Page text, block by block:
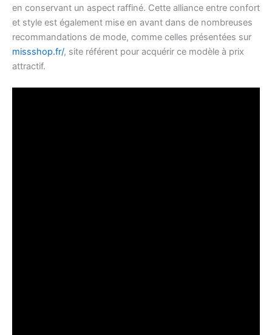
en conservant un aspect raffiné. Cette alliance entre confort
et style est également mise en avant dans de nombreuses
recommandations de mode, comme celles présentées sur
missshop.fr/, site référent pour acquérir ce modèle à prix
attractif.